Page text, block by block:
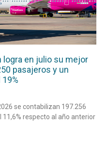
logra en julio su mejor
pasajeros y un
se contabilizan 197.256
respecto al año anterior